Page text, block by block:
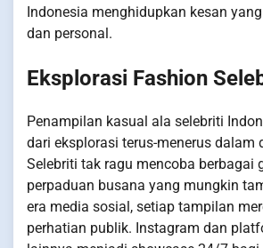
Indonesia menghidupkan kesan
dan personal.
Eksplorasi Fashion
Penampilan kasual ala selebriti
dari eksplorasi terus-menerus dalam
Selebriti tak ragu mencoba berbagai
perpaduan busana yang mungkin
era media sosial, setiap tampilan
perhatian publik. Instagram dan